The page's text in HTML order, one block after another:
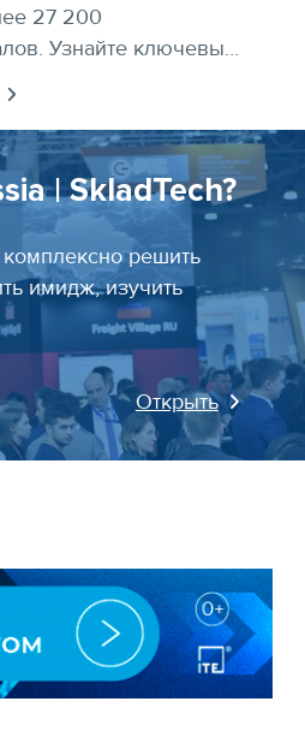
27 200
Узнайте ключевые
| SkladTech?
комплексно решить
имидж, изучить
Открыть